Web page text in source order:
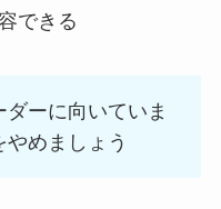
できる
ーに向いていま
めましょう